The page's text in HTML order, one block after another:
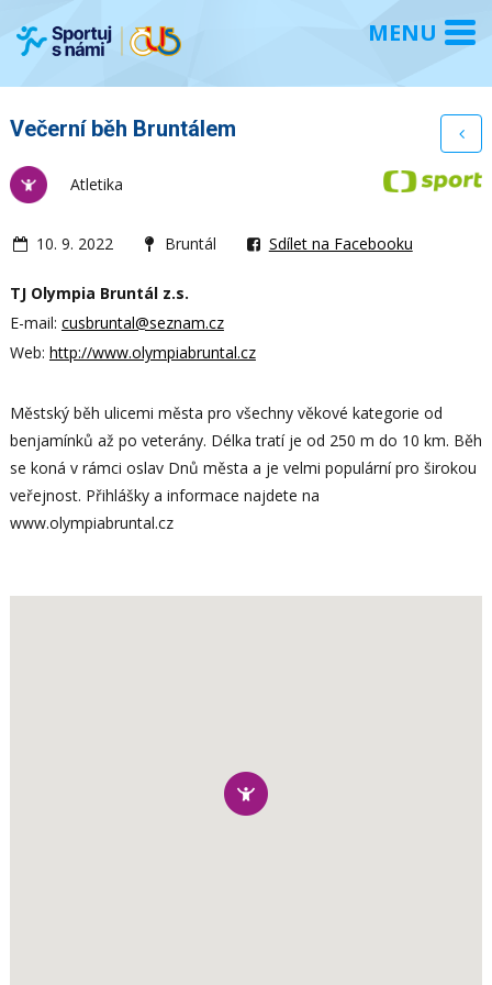
Večerní běh Bruntálem
Atletika
10. 9. 2022 Bruntál Sdílet na Facebooku
TJ Olympia Bruntál z.s.
E-mail: cusbruntal@seznam.cz
Web: http://www.olympiabruntal.cz
Městský běh ulicemi města pro všechny věkové kategorie od
benjamínků až po veterány. Délka tratí je od 250 m do 10 km. Běh
se koná v rámci oslav Dnů města a je velmi populární pro širokou
veřejnost. Přihlášky a informace najdete na
www.olympiabruntal.cz